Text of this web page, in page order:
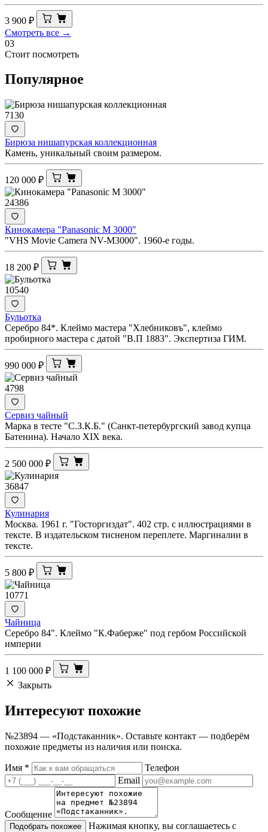
3 900 ₽
Смотреть все →
03
Стоит посмотреть
Популярное
7130
Бирюза нишапурская коллекционная
Камень, уникальный своим размером.
120 000 ₽
24386
Кинокамера "Panasonic M 3000"
"VHS Movie Camera NV-M3000". 1960-е годы.
18 200 ₽
10540
Бульотка
Серебро 84*. Клеймо мастера "Хлебниковъ", клеймо
пробирного мастера с датой "В.П 1883". Экспертиза ГИМ.
990 000 ₽
4798
Сервиз чайный
Марка в тесте "С.З.К.Б." (Санкт-петербургский завод купца
Батенина). Начало XIX века.
2 500 000 ₽
36847
Кулинария
Москва. 1961 г. "Госторгиздат". 402 стр. с иллюстрациями в
тексте. В издательском тисненом переплете. Маргиналии в
тексте.
5 800 ₽
10771
Чайница
Серебро 84". Клеймо "К.Фаберже" под гербом Российской
империи
1 100 000 ₽
Закрыть
Интересуют похожие
№23894 — «Подстаканник». Оставьте контакт — подберём
похожие предметы из наличия или поиска.
Имя *
Телефон
Email
Сообщение
Подобрать похожее
Нажимая кнопку, вы соглашаетесь с